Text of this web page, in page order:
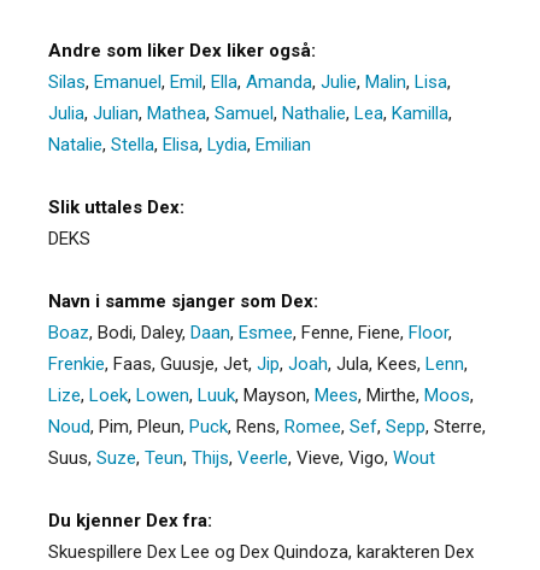
Andre som liker Dex liker også:
Silas, Emanuel, Emil, Ella, Amanda, Julie, Malin, Lisa,
Julia, Julian, Mathea, Samuel, Nathalie, Lea, Kamilla,
Natalie, Stella, Elisa, Lydia, Emilian
Slik uttales Dex:
DEKS
Navn i samme sjanger som Dex:
Boaz, Bodi, Daley, Daan, Esmee, Fenne, Fiene, Floor,
Frenkie, Faas, Guusje, Jet, Jip, Joah, Jula, Kees, Lenn,
Lize, Loek, Lowen, Luuk, Mayson, Mees, Mirthe, Moos,
Noud, Pim, Pleun, Puck, Rens, Romee, Sef, Sepp, Sterre,
Suus, Suze, Teun, Thijs, Veerle, Vieve, Vigo, Wout
Du kjenner Dex fra:
Skuespillere Dex Lee og Dex Quindoza, karakteren Dex